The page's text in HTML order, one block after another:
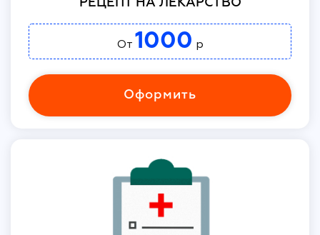
РЕЦЕПТ НА ЛЕКАРСТВО
От 1000 р
Оформить